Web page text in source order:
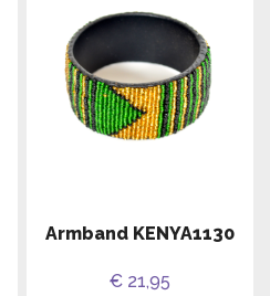
Armband KENYA1130
€ 21,95